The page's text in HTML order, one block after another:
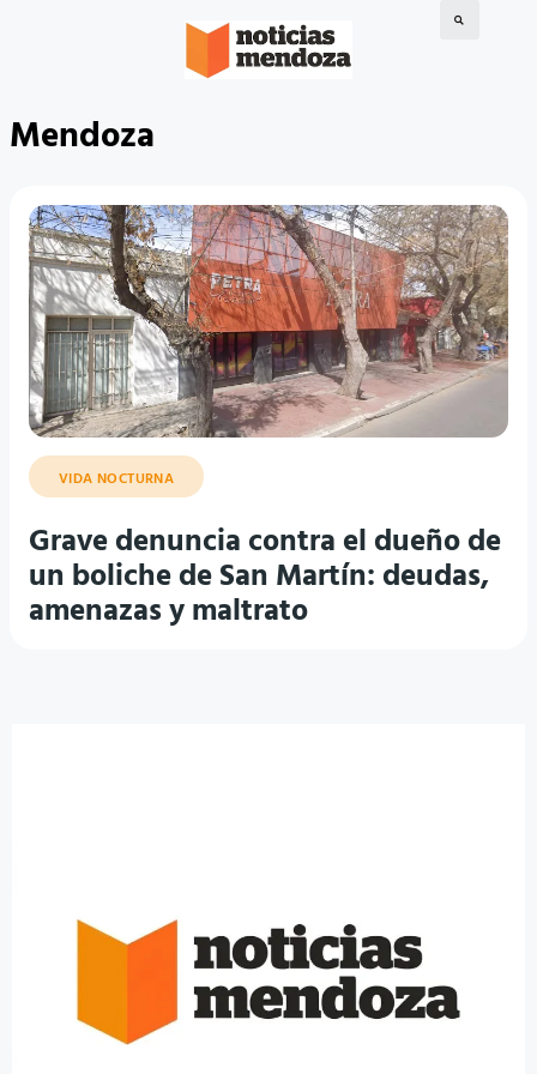
Mendoza
VIDA NOCTURNA
Grave denuncia contra el dueño de
un boliche de San Martín: deudas,
amenazas y maltrato